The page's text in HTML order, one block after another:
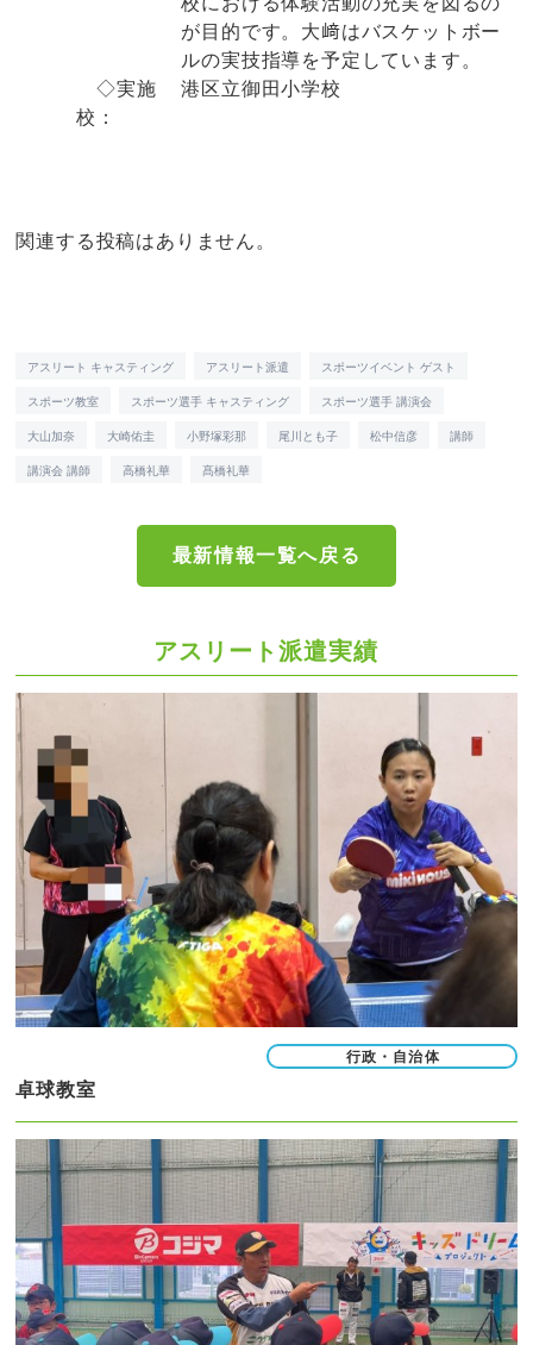
が目的です。大﨑はバスケットボー
ルの実技指導を予定しています。
◇実施
校：
港区立御田小学校
関連する投稿はありません。
アスリート キャスティング アスリート派遣 スポーツイベント ゲスト
スポーツ教室 スポーツ選手 キャスティング スポーツ選手 講演会
大山加奈 大崎佑圭 小野塚彩那 尾川とも子 松中信彦 講師
講演会 講師 高橋礼華 髙橋礼華
最新情報一覧へ戻る
アスリート派遣実績
行政・自治体
卓球教室